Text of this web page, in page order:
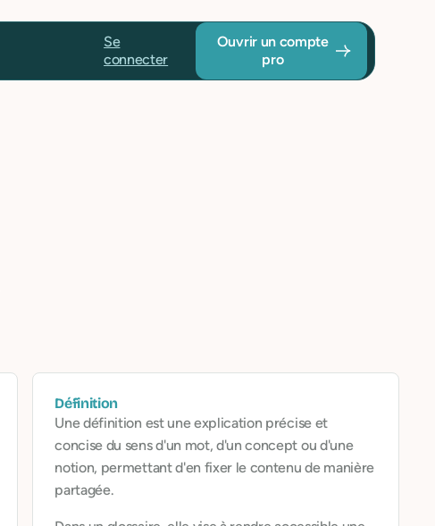
Se
connecter
Ouvrir un compte
pro
Définition
Une définition est une explication précise et
concise du sens d'un mot, d'un concept ou d'une
notion, permettant d'en fixer le contenu de manière
partagée.